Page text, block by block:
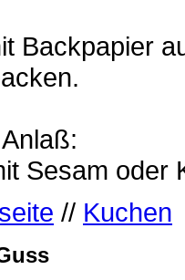
Backpapier
Sesam oder
// Kuchen